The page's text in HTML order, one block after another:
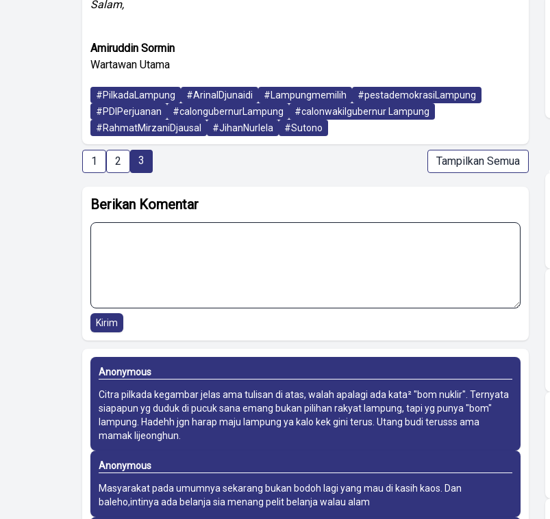
Salam,
Amiruddin Sormin
Wartawan Utama
#PilkadaLampung #ArinalDjunaidi #Lampungmemilih
#pestademokrasiLampung
#PDIPerjuanan
#calongubernurLampung
#calonwakilgubernur Lampung
#RahmatMirzaniDjausal
#JihanNurlela #Sutono
1 2 3 Tampilkan Semua
Berikan Komentar
Kirim
Anonymous
Citra pilkada kegambar jelas ama tulisan di atas, walah apalagi ada kata² "bom nuklir". Ternyata
siapapun yg duduk di pucuk sana emang bukan pilihan rakyat lampung, tapi yg punya "bom"
lampung. Hadehh jgn harap maju lampung ya kalo kek gini terus. Utang budi terusss ama
mamak lijeonghun.
Anonymous
Masyarakat pada umumnya sekarang bukan bodoh lagi yang mau di kasih kaos. Dan
baleho,intinya ada belanja sia menang pelit belanja walau alam